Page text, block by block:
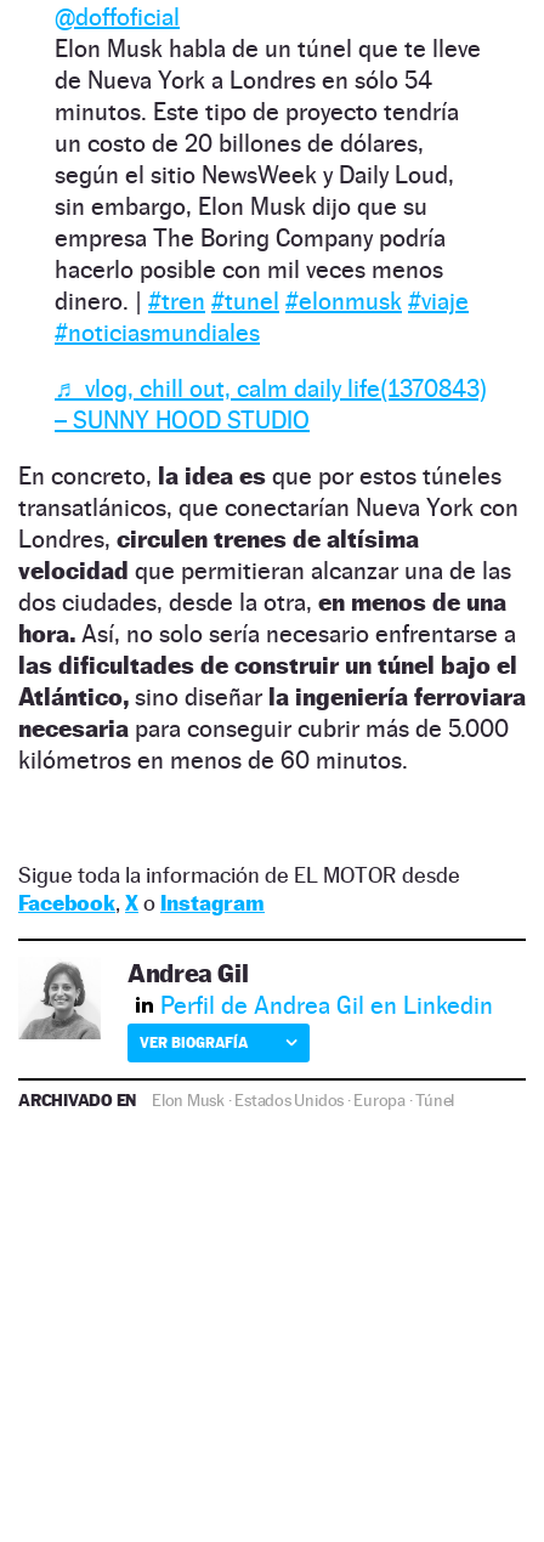
@doffoficial
Elon Musk habla de un túnel que te lleve
de Nueva York a Londres en sólo 54
minutos. Este tipo de proyecto tendría
un costo de 20 billones de dólares,
según el sitio NewsWeek y Daily Loud,
sin embargo, Elon Musk dijo que su
empresa The Boring Company podría
hacerlo posible con mil veces menos
dinero. | #tren #tunel #elonmusk #viaje
#noticiasmundiales
♬ vlog, chill out, calm daily life(1370843)
– SUNNY HOOD STUDIO
En concreto, la idea es que por estos túneles
transatlánicos, que conectarían Nueva York con
Londres, circulen trenes de altísima
velocidad que permitieran alcanzar una de las
dos ciudades, desde la otra, en menos de una
hora. Así, no solo sería necesario enfrentarse a
las dificultades de construir un túnel bajo el
Atlántico, sino diseñar la ingeniería ferroviara
necesaria para conseguir cubrir más de 5.000
kilómetros en menos de 60 minutos.
Sigue toda la información de EL MOTOR desde
Facebook, Xo Instagram
Andrea Gil
Perfil de Andrea Gil en Linkedin
VER BIOGRAFÍA
ARCHIVADO EN Elon Musk ·Estados Unidos ·Europa·Túnel